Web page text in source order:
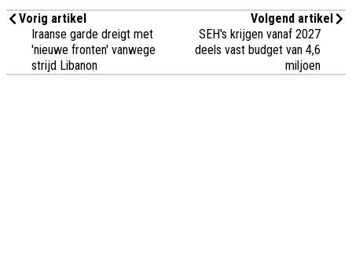
Vorig artikel
Iraanse garde dreigt met
'nieuwe fronten' vanwege
strijd Libanon
Volgend artikel
SEH's krijgen vanaf 2027
deels vast budget van 4,6
miljoen